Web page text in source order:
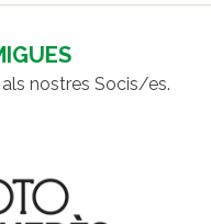
nostres Socis/es.